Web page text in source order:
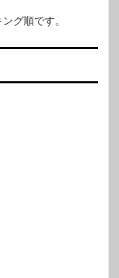
グ順です。